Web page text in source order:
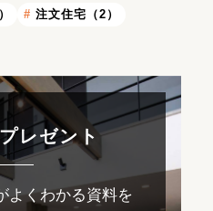
注文住宅（2）
レゼント
よくわかる資料を